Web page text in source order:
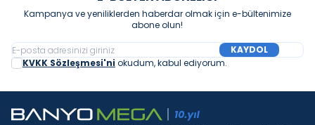
Kampanya ve yeniliklerden haberdar olmak için e-bültenimize
abone olun!
KAYDOL
KVKK Sözleşmesi'ni okudum, kabul ediyorum.